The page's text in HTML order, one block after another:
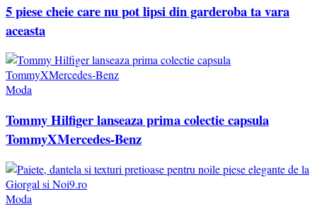
5 piese cheie care nu pot lipsi din garderoba ta vara
aceasta
Moda
Tommy Hilfiger lanseaza prima colectie capsula
TommyXMercedes-Benz
Moda